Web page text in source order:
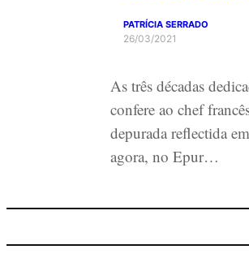
PATRÍCIA SERRADO
26/03/2021
As três décadas
confere ao chef
depurada reflectida
agora, no Epur…